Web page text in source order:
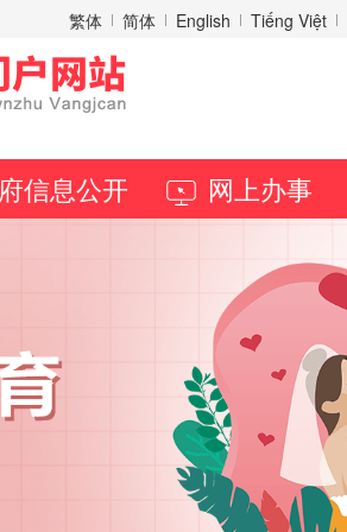
繁体 简体 English Tiếng Việt
信息公开 网上办事